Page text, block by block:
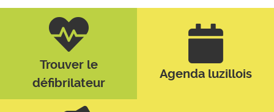
Trouver le
défibrilateur
Agenda luzillois